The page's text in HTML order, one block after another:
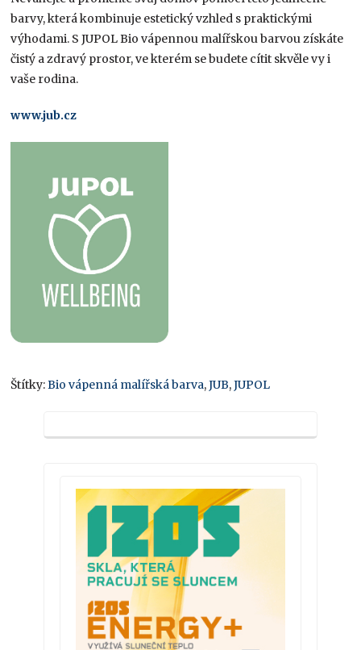
barvy, která kombinuje estetický vzhled s praktickými
výhodami. S JUPOL Bio vápennou malířskou barvou získáte
čistý a zdravý prostor, ve kterém se budete cítit skvěle vy i
vaše rodina.
www.jub.cz
Štítky:Bio vápenná malířská barva,JUB,JUPOL